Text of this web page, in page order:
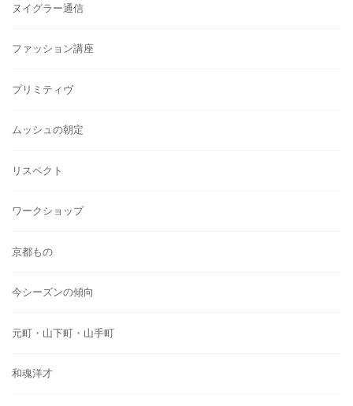
ヌイグラー通信
ファッション講座
プリミティヴ
ムッシュの朝定
リスペクト
ワークショップ
京都もの
今シーズンの傾向
元町・山下町・山手町
和魂洋才